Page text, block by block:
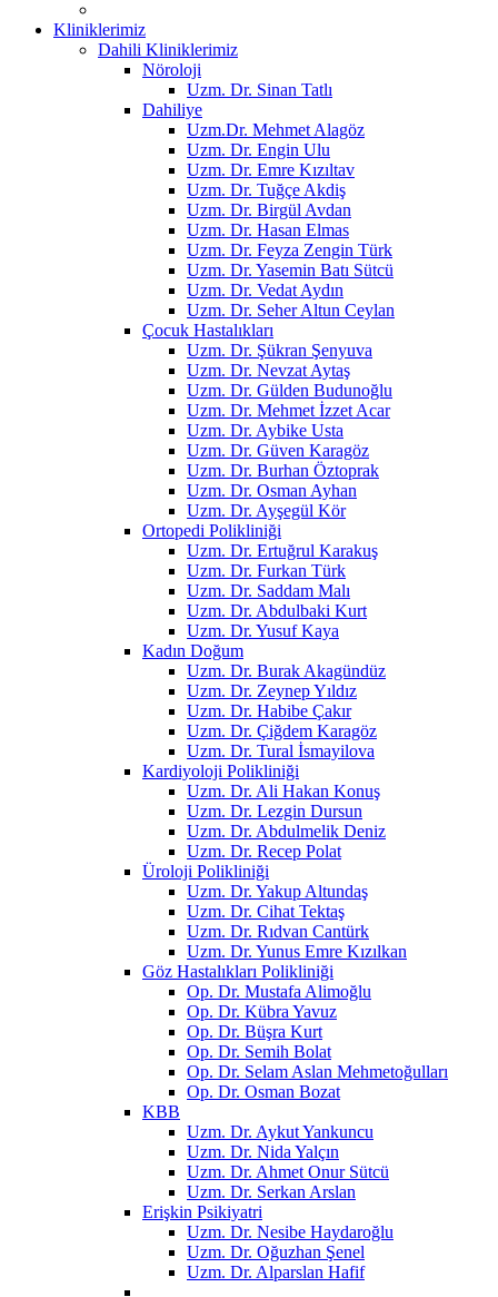
Kliniklerimiz
Dahili Kliniklerimiz
Nöroloji
Uzm. Dr. Sinan Tatlı
Dahiliye
Uzm.Dr. Mehmet Alagöz
Uzm. Dr. Engin Ulu
Uzm. Dr. Emre Kızıltav
Uzm. Dr. Tuğçe Akdiş
Uzm. Dr. Birgül Avdan
Uzm. Dr. Hasan Elmas
Uzm. Dr. Feyza Zengin Türk
Uzm. Dr. Yasemin Batı Sütcü
Uzm. Dr. Vedat Aydın
Uzm. Dr. Seher Altun Ceylan
Çocuk Hastalıkları
Uzm. Dr. Şükran Şenyuva
Uzm. Dr. Nevzat Aytaş
Uzm. Dr. Gülden Budunoğlu
Uzm. Dr. Mehmet İzzet Acar
Uzm. Dr. Aybike Usta
Uzm. Dr. Güven Karagöz
Uzm. Dr. Burhan Öztoprak
Uzm. Dr. Osman Ayhan
Uzm. Dr. Ayşegül Kör
Ortopedi Polikliniği
Uzm. Dr. Ertuğrul Karakuş
Uzm. Dr. Furkan Türk
Uzm. Dr. Saddam Malı
Uzm. Dr. Abdulbaki Kurt
Uzm. Dr. Yusuf Kaya
Kadın Doğum
Uzm. Dr. Burak Akagündüz
Uzm. Dr. Zeynep Yıldız
Uzm. Dr. Habibe Çakır
Uzm. Dr. Çiğdem Karagöz
Uzm. Dr. Tural İsmayilova
Kardiyoloji Polikliniği
Uzm. Dr. Ali Hakan Konuş
Uzm. Dr. Lezgin Dursun
Uzm. Dr. Abdulmelik Deniz
Uzm. Dr. Recep Polat
Üroloji Polikliniği
Uzm. Dr. Yakup Altundaş
Uzm. Dr. Cihat Tektaş
Uzm. Dr. Rıdvan Cantürk
Uzm. Dr. Yunus Emre Kızılkan
Göz Hastalıkları Polikliniği
Op. Dr. Mustafa Alimoğlu
Op. Dr. Kübra Yavuz
Op. Dr. Büşra Kurt
Op. Dr. Semih Bolat
Op. Dr. Selam Aslan Mehmetoğulları
Op. Dr. Osman Bozat
KBB
Uzm. Dr. Aykut Yankuncu
Uzm. Dr. Nida Yalçın
Uzm. Dr. Ahmet Onur Sütcü
Uzm. Dr. Serkan Arslan
Erişkin Psikiyatri
Uzm. Dr. Nesibe Haydaroğlu
Uzm. Dr. Oğuzhan Şenel
Uzm. Dr. Alparslan Hafif